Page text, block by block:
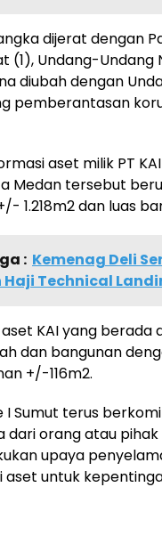
dijerat dengan
(1), Undang-Undang
diubah dengan
pemberantasan
aset milik PT
Medan tersebut
1.218m2 dan luas
: Kemenag Deli
Technical
KAI yang berada
dan bangunan
+/-116m2.
I Sumut terus
dari orang atau
upaya
aset untuk